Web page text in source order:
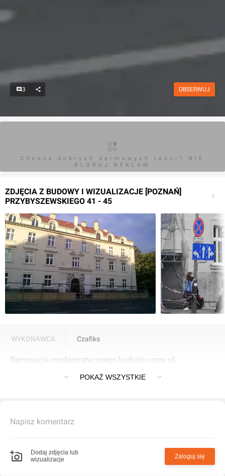
3 OBSERWUJ
Chcesz dobrych darmowych teści? NIE
BLOKUJ REKLAM
ZDJĘCIA Z BUDOWY I WIZUALIZACJE [POZNAŃ]
PRZYBYSZEWSKIEGO 41 - 45
WYKONAWCA Czafiks
Renowacja modernistycznego budynku przy ul.
Przybyszewskiego 41 - 45.
POKAŻ WSZYSTKIE
Napisz komentarz
Dodaj zdjęcia lub
wizualizacje
Zaloguj się